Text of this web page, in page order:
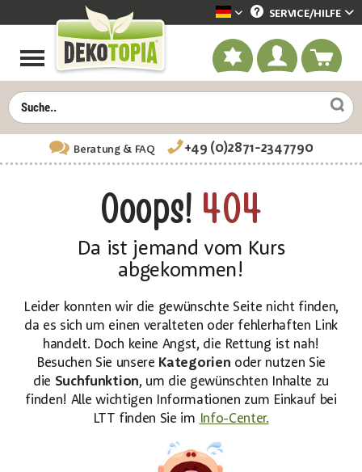
Dekotopia deutsch
SERVICE/HILFE
Beratung& FAQ +49 (0)2871-2347790
Ooops! 404
Da ist jemand vom Kurs
abgekommen!
Leider konnten wir die gewünschte Seite nicht finden,
da es sich um einen veralteten oder fehlerhaften Link
handelt. Doch keine Angst, die Rettung ist nah!
Besuchen Sie unsere Kategorien oder nutzen Sie
die Suchfunktion, um die gewünschten Inhalte zu
finden! Alle wichtigen Informationen zum Einkauf bei
LTT finden Sie im Info-Center.